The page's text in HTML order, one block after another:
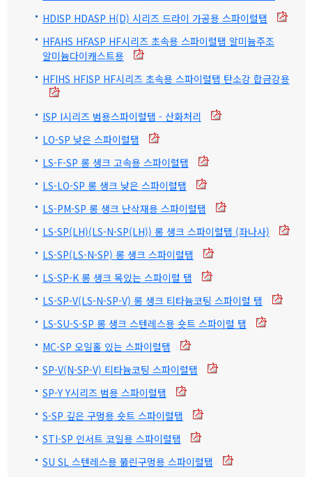
HDISP HDASP H(D) 시리즈 드라이 가공용 스파이럴탭
HFAHS HFASP HF시리즈 초속용 스파이럴탭 알미늄주조
알미늄다이캐스트용
HFIHS HFISP HF시리즈 초속용 스파이럴탭 탄소강 합금강용
ISP I시리즈 범용스파이럴탭 - 산화처리
LO-SP 낮은 스파이럴탭
LS-F-SP 롱 생크 고속용 스파이럴탭
LS-LO-SP 롱 생크 낮은 스파이럴탭
LS-PM-SP 롱 생크 난삭재용 스파이럴탭
LS-SP(LH)(LS-N-SP(LH)) 롱 생크 스파이럴탭 (좌나사)
LS-SP(LS-N-SP) 롱 생크 스파이럴탭
LS-SP-K 롱 생크 목있는 스파이럴 탭
LS-SP-V(LS-N-SP-V) 롱 생크 티타늄코팅 스파이럴 탭
LS-SU-S-SP 롱 생크 스텐레스용 숏트 스파이럴 탭
MC-SP 오일홀 있는 스파이럴탭
SP-V(N-SP-V) 티타늄코팅 스파이럴탭
SP-Y Y시리즈 범용 스파이럴탭
S-SP 깊은 구멍용 숏트 스파이럴탭
STI-SP 인서트 코일용 스파이럴탭
SU SL 스텐레스용 뚫린구멍용 스파이럴탭